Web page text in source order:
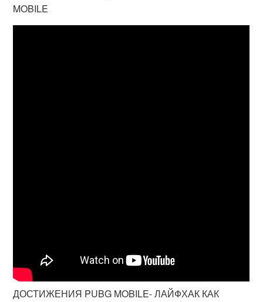
MOBILE
ДОСТИЖЕНИЯ PUBG MOBILE- ЛАЙФХАК КАК